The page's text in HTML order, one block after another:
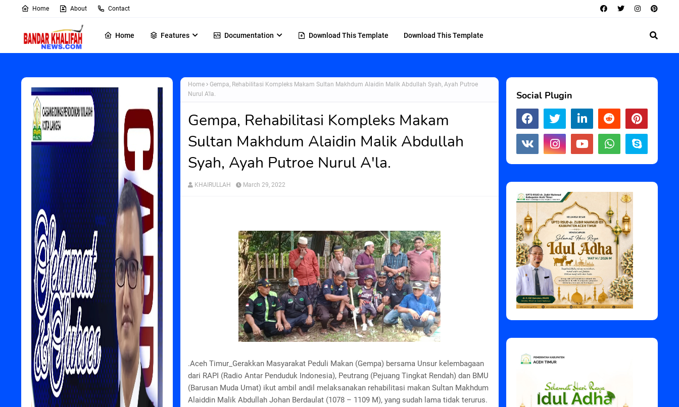
Home About Contact
Home Features Documentation Download This Template Download This Template
Home
Gempa, Rehabilitasi Kompleks Makam Sultan Makhdum Alaidin Malik Abdullah Syah, Ayah Putroe
Nurul A'la.
Gempa, Rehabilitasi Kompleks Makam
Sultan Makhdum Alaidin Malik Abdullah
Syah, Ayah Putroe Nurul A'la.
KHAIRULLAH March 29, 2022
.Aceh Timur_Gerakkan Masyarakat Peduli Makan (Gempa) bersama Unsur kelembagaan
dari RAPI (Radio Antar Penduduk Indonesia), Peutrang (Pejuang Tingkat Rendah) dan BMU
(Barusan Muda Umat) ikut ambil andil melaksanakan rehabilitasi makan Sultan Makhdum
Alaiddin Malik Abdullah Johan Berdaulat (1078 – 1109 M), yang sudah lama tidak terurus.
Social Plugin